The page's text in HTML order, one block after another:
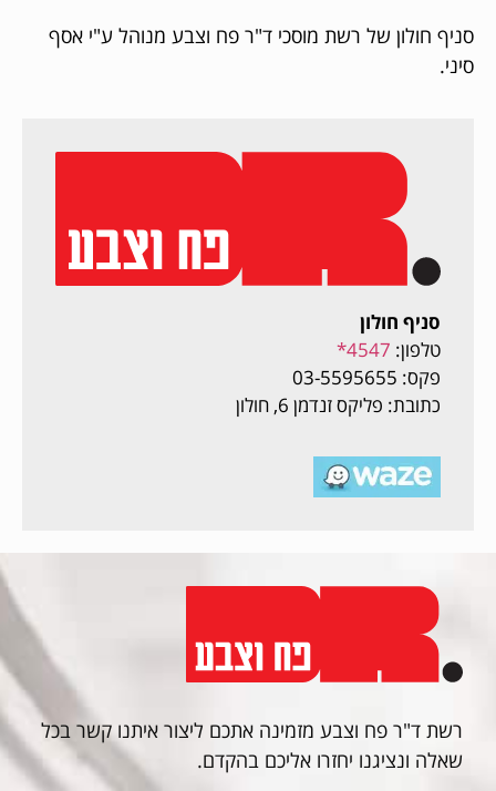
סניף חולון של רשת מוסכי ד"ר פח וצבע מנוהל ע"י אסף
סיני.
סניף חולון
טלפון: 4547*
פקס: 03-5595655
כתובת: פליקס זנדמן 6, חולון
רשת ד"ר פח וצבע מזמינה אתכם ליצור איתנו קשר בכל
שאלה ונציגנו יחזרו אליכם בהקדם.